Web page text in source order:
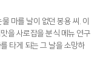
마를 날이 없던 봉용 씨. 이
을 사로잡을 분식 메뉴 연구
타게 되는 그 날을 소망하